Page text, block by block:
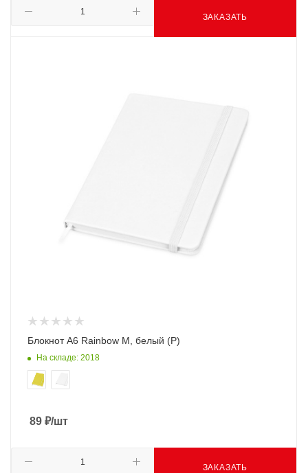
ЗАКАЗАТЬ
Блокнот А6 Rainbow M, белый (Р)
На складе: 2018
89 ₽/шт
ЗАКАЗАТЬ